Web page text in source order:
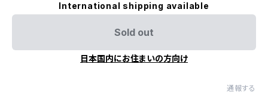
International shipping available
Sold out
日本国内にお住まいの方向け
通報する